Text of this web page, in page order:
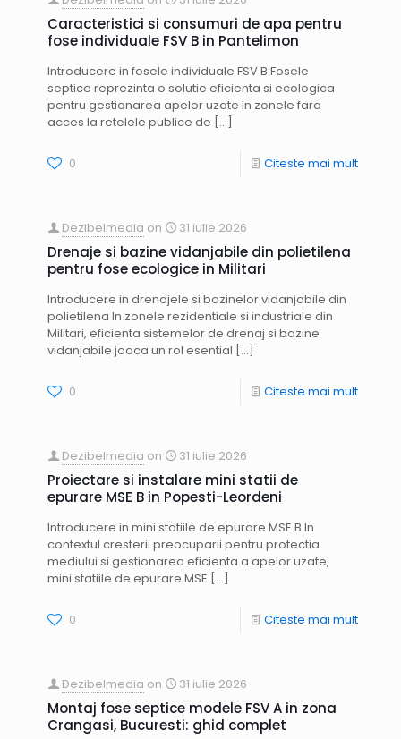
Caracteristici si consumuri de apa pentru
fose individuale FSV B in Pantelimon
Introducere in fosele individuale FSV B Fosele
septice reprezinta o solutie eficienta si ecologica
pentru gestionarea apelor uzate in zonele fara
acces la retelele publice de […]
0 Citeste mai mult
Dezibelmedia on 31 iulie 2026
Drenaje si bazine vidanjabile din polietilena
pentru fose ecologice in Militari
Introducere in drenajele si bazinelor vidanjabile din
polietilena In zonele rezidentiale si industriale din
Militari, eficienta sistemelor de drenaj si bazine
vidanjabile joaca un rol esential […]
0 Citeste mai mult
Dezibelmedia on 31 iulie 2026
Proiectare si instalare mini statii de
epurare MSE B in Popesti-Leordeni
Introducere in mini statiile de epurare MSE B In
contextul cresterii preocuparii pentru protectia
mediului si gestionarea eficienta a apelor uzate,
mini statiile de epurare MSE […]
0 Citeste mai mult
Dezibelmedia on 31 iulie 2026
Montaj fose septice modele FSV A in zona
Crangasi, Bucuresti: ghid complet